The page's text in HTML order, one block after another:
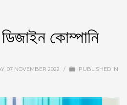
কোম্পানি
07 NOVEMBER 2022 /
PUBLISHED IN